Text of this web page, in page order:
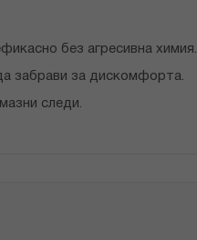
без агресивна химия.
забрави за дискомфорта.
следи.